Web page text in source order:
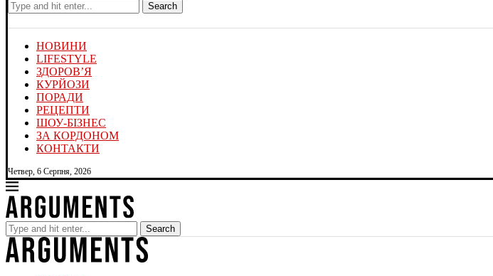
Search
НОВИНИ
LIFESTYLE
ЗДОРОВ’Я
КУРЙОЗИ
ПОРАДИ
РЕЦЕПТИ
ШОУ-БІЗНЕС
ЗА КОРДОНОМ
КОНТАКТИ
Четвер, 6 Серпня, 2026
Search